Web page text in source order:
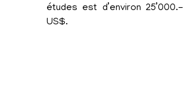
études est d’environ 25’000.-
US$.